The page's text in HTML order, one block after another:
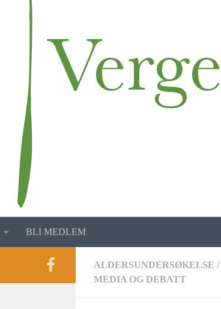
BLI MEDLEM
ALDERSUNDERSØKELSE /
MEDIA OG DEBATT